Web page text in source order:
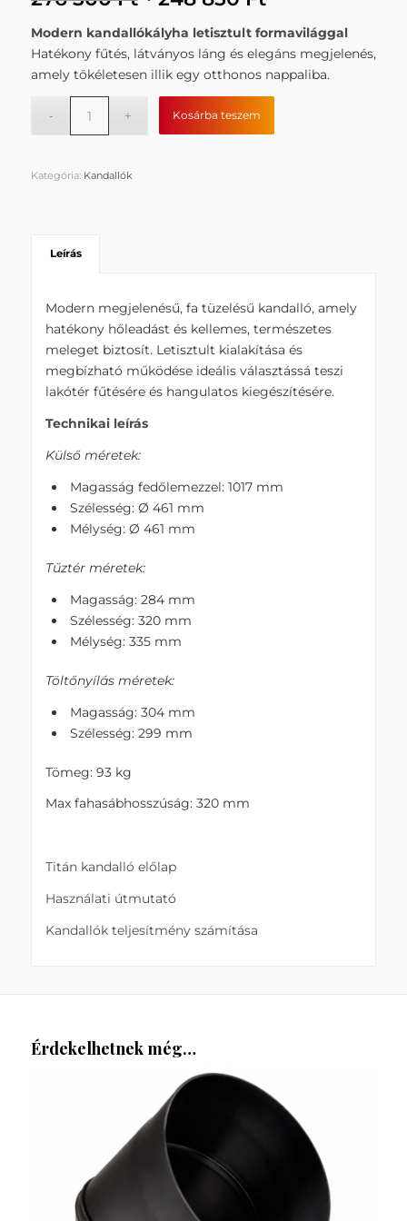
was:
276
500 Ft.
is:
248
850 Ft.
Modern kandallókályha letisztult formavilággal
Hatékony fűtés, látványos láng és elegáns megjelenés,
amely tökéletesen illik egy otthonos nappaliba.
Kosárba teszem
Kategória: Kandallók
Leírás
Modern megjelenésű, fa tüzelésű kandalló, amely
hatékony hőleadást és kellemes, természetes
meleget biztosít. Letisztult kialakítása és
megbízható működése ideális választássá teszi
lakótér fűtésére és hangulatos kiegészítésére.
Technikai leírás
Külső méretek:
Magasság fedőlemezzel: 1017 mm
Szélesség: Ø 461 mm
Mélység: Ø 461 mm
Tűztér méretek:
Magasság: 284 mm
Szélesség: 320 mm
Mélység: 335 mm
Töltőnyílás méretek:
Magasság: 304 mm
Szélesség: 299 mm
Tömeg: 93 kg
Max fahasábhosszúság: 320 mm
Titán kandalló előlap
Használati útmutató
Kandallók teljesítmény számítása
Érdekelhetnek még…